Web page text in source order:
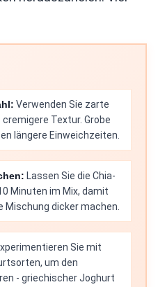
Verwenden Sie zarte
Textur. Grobe
längere Einweichzeiten.
Lassen Sie die Chia-
Minuten im Mix, damit
Mischung dicker machen.
Sie mit
um den
- griechischer Joghurt